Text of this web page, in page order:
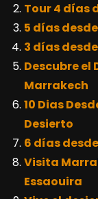
Tour 4 días
5 días
3 días
Descubre el
Marrakech
10 Dias
Desierto
6 días
Visita
Essaouira